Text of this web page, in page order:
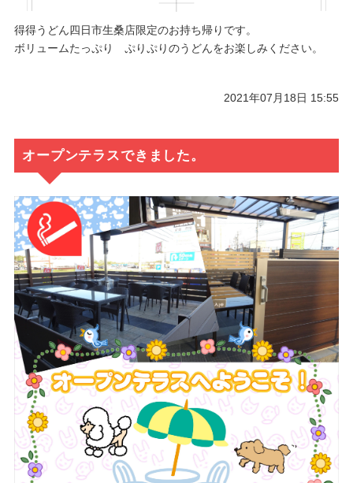
得得うどん四日市生桑店限定のお持ち帰りです。
ボリュームたっぷり ぷりぷりのうどんをお楽しみください。
2021年07月18日 15:55
オープンテラスできました。